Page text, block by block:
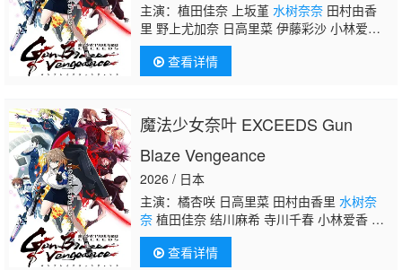
主演：植田佳奈 上坂堇 水树奈奈田村由香
里 野上尤加奈 日高里菜 伊藤彩沙 小林爱
香 青木阳菜 寺川千春 结川麻希 橘杏咲 绪方
佑奈 佐藤聴成
查看详情
魔法少女奈叶 EXCEEDS Gun
Blaze Vengeance
2026 / 日本
主演：橘杏咲 日高里菜 田村由香里 水树奈
奈植田佳奈 结川麻希 寺川千春 小林爱香 伊
藤彩沙 青木阳菜 绪方佑奈 佐藤聴成 野上尤加
奈 上坂堇
查看详情